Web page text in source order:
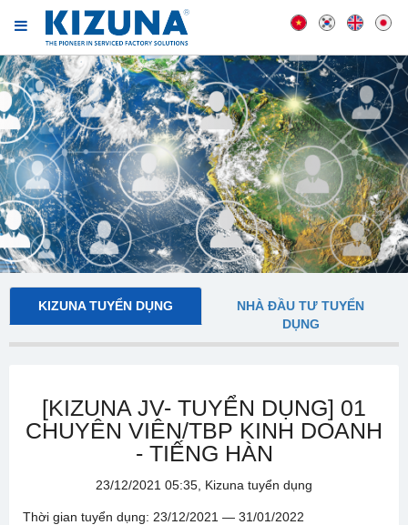
KIZUNA TUYỂN DỤNG
NHÀ ĐẦU TƯ TUYỂN
DỤNG
[KIZUNA JV- TUYỂN DỤNG] 01
CHUYÊN VIÊN/TBP KINH DOANH
- TIẾNG HÀN
23/12/2021 05:35, Kizuna tuyển dụng
Thời gian tuyển dụng: 23/12/2021 — 31/01/2022